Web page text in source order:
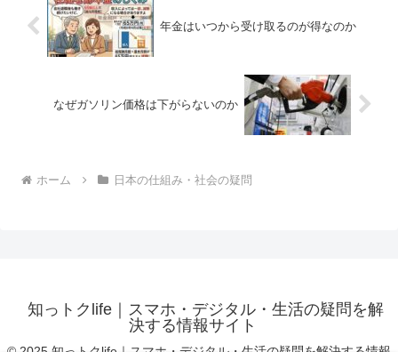
年金はいつから受け取るのが得なのか
なぜガソリン価格は下がらないのか
ホーム 日本の仕組み・社会の疑問
知っトクlife｜スマホ・デジタル・生活の疑問を解
決する情報サイト